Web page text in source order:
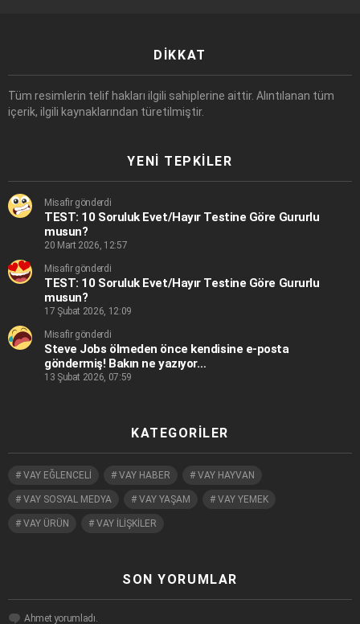
DIKKAT
Tüm resimlerin telif hakları ilgili sahiplerine aittir. Alıntılanan tüm
içerik, ilgili kaynaklarından türetilmiştir.
YENI TEPKILER
Misafir gönderdi
TEST: 10 Soruluk Evet/Hayır Testine Göre Gururlu
musun?
20 Mart 2026, 12:57
Misafir gönderdi
TEST: 10 Soruluk Evet/Hayır Testine Göre Gururlu
musun?
17 Şubat 2026, 12:09
Misafir gönderdi
Steve Jobs ölmeden önce kendisine e-posta
göndermiş! Bakın ne yazıyor…
13 Şubat 2026, 07:59
KATEGORILER
VAY EĞLENCELİ VAY HABER VAY HAYVAN
VAY SOSYAL MEDYA VAY YAŞAM VAY YEMEK
VAY ÜRÜN VAY İLİŞKİLER
SON YORUMLAR
Ahmet yorumladı.